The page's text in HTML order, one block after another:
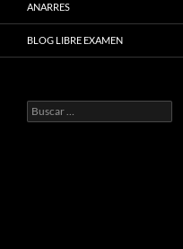
ANARRES
BLOG LIBRE EXAMEN
Buscar: